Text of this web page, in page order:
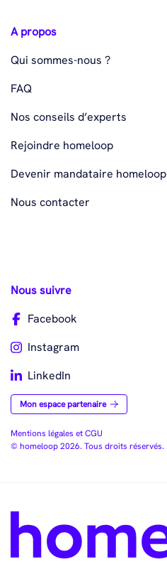
A propos
Qui sommes-nous ?
FAQ
Nos conseils d’experts
Rejoindre homeloop
Devenir mandataire homeloop
Nous contacter
Nous suivre
Facebook
Instagram
LinkedIn
Mon espace partenaire
Mentions légales et CGU
© homeloop 2026. Tous droits réservés.